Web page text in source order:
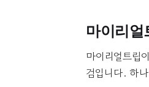
마이리얼
마이리얼트립
검입니다. 하